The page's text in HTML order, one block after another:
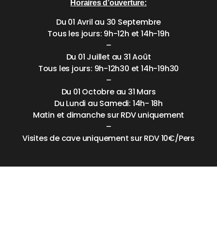
Horaires d’ouverture:
Du 01 Avril au 30 Septembre
Tous les jours: 9h-12h et 14h-19h
–
Du 01 Juillet au 31 Août
Tous les jours: 9h-12h30 et 14h-19h30
–
Du 01 Octobre au 31 Mars
Du Lundi au Samedi: 14h- 18h
Matin et dimanche sur RDV uniquement
–
Visites de cave uniquement sur RDV 10€/Pers